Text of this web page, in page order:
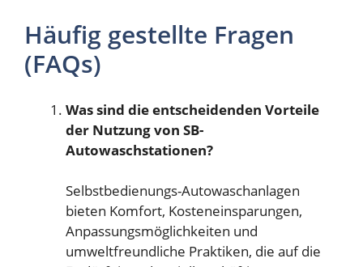
Häufig gestellte Fragen
(FAQs)
Was sind die entscheidenden Vorteile
der Nutzung von SB-
Autowaschstationen?
Selbstbedienungs-Autowaschanlagen
bieten Komfort, Kosteneinsparungen,
Anpassungsmöglichkeiten und
umweltfreundliche Praktiken, die auf die